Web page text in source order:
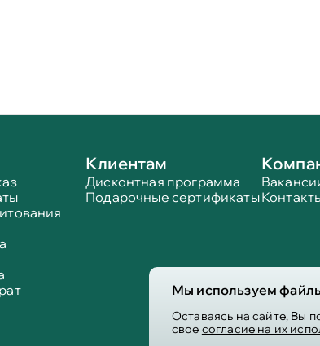
Мы используем
Оставаясь на сайте, Вы
свое согласие на их
Клиентам
Дисконтная программа
Подарочные сертификаты